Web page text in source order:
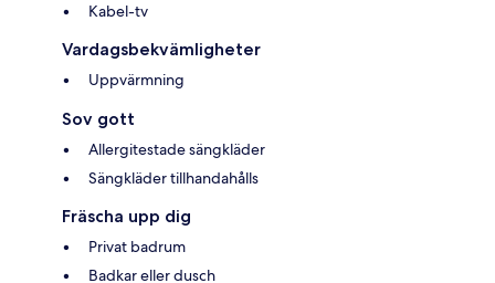
Kabel-tv
Vardagsbekvämligheter
Uppvärmning
Sov gott
Allergitestade sängkläder
Sängkläder tillhandahålls
Fräscha upp dig
Privat badrum
Badkar eller dusch